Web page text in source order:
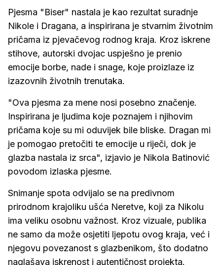
Pjesma "Biser" nastala je kao rezultat suradnje
Nikole i Dragana, a inspirirana je stvarnim životnim
pričama iz pjevačevog rodnog kraja. Kroz iskrene
stihove, autorski dvojac uspješno je prenio
emocije borbe, nade i snage, koje proizlaze iz
izazovnih životnih trenutaka.
"Ova pjesma za mene nosi posebno značenje.
Inspirirana je ljudima koje poznajem i njihovim
pričama koje su mi oduvijek bile bliske. Dragan mi
je pomogao pretočiti te emocije u riječi, dok je
glazba nastala iz srca", izjavio je Nikola Batinović
povodom izlaska pjesme.
Snimanje spota odvijalo se na predivnom
prirodnom krajoliku ušća Neretve, koji za Nikolu
ima veliku osobnu važnost. Kroz vizuale, publika
ne samo da može osjetiti ljepotu ovog kraja, već i
njegovu povezanost s glazbenikom, što dodatno
naglašava iskrenost i autentičnost projekta.